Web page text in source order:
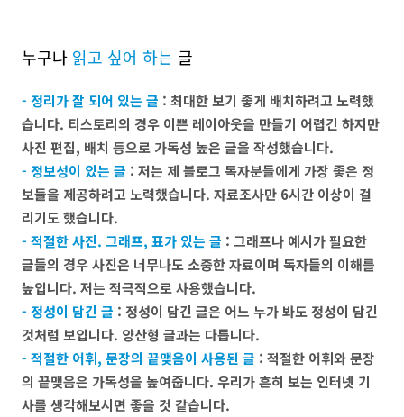
누구나 읽고 싶어 하는 글
- 정리가 잘 되어 있는 글 : 최대한 보기 좋게 배치하려고 노력했
습니다. 티스토리의 경우 이쁜 레이아웃을 만들기 어렵긴 하지만
사진 편집, 배치 등으로 가독성 높은 글을 작성했습니다.
- 정보성이 있는 글 : 저는 제 블로그 독자분들에게 가장 좋은 정
보들을 제공하려고 노력했습니다. 자료조사만 6시간 이상이 걸
리기도 했습니다.
- 적절한 사진. 그래프, 표가 있는 글 : 그래프나 예시가 필요한
글들의 경우 사진은 너무나도 소중한 자료이며 독자들의 이해를
높입니다. 저는 적극적으로 사용했습니다.
- 정성이 담긴 글 : 정성이 담긴 글은 어느 누가 봐도 정성이 담긴
것처럼 보입니다. 양산형 글과는 다릅니다.
- 적절한 어휘, 문장의 끝맺음이 사용된 글 : 적절한 어휘와 문장
의 끝맺음은 가독성을 높여줍니다. 우리가 흔히 보는 인터넷 기
사를 생각해보시면 좋을 것 같습니다.